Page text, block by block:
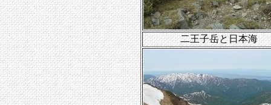
二王子岳と日本海